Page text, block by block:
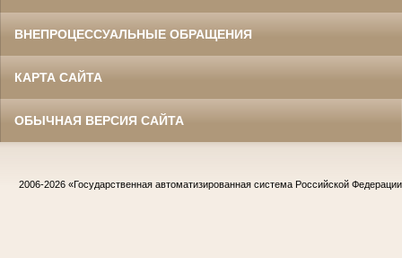
ВНЕПРОЦЕССУАЛЬНЫЕ ОБРАЩЕНИЯ
КАРТА САЙТА
ОБЫЧНАЯ ВЕРСИЯ САЙТА
2006-2026 «Государственная автоматизированная система Российской